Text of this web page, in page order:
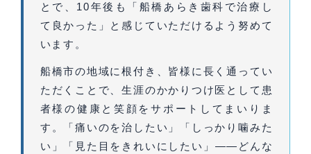
とで、10年後も「船橋あらき歯科で治療し
て良かった」と感じていただけるよう努めて
います。
船橋市の地域に根付き、皆様に長く通ってい
ただくことで、生涯のかかりつけ医として患
者様の健康と笑顔をサポートしてまいりま
す。「痛いのを治したい」「しっかり噛みた
い」「見た目をきれいにしたい」——どんな